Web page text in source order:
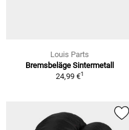
Louis Parts
Bremsbeläge Sintermetall
24,99 €1